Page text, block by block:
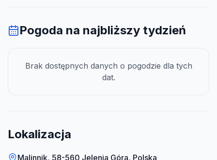
Pogoda na najbliższy tydzień
Brak dostępnych danych o pogodzie dla tych
dat.
Lokalizacja
Malinnik, 58-560 Jelenia Góra, Polska